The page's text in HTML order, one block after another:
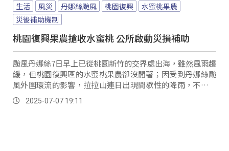
生活 風災 丹娜絲颱風 桃園復興
水蜜桃果農
災後補助機制
桃園復興果農搶收水蜜桃 公所啟動災損補助
颱風丹娜絲7日早上已從桃園新竹的交界處出海，雖然風雨趨
緩，但桃園復興區的水蜜桃果農卻沒閒著；因受到丹娜絲颱
風外圍環流的影響，拉拉山連日出現間歇性的降雨，不僅影
響果實成熟、也可能造成果實掉落的情形，不少水蜜桃果農
趁著風雨稍緩的時間就趕緊上山進行搶收。
2025-07-07 19:11